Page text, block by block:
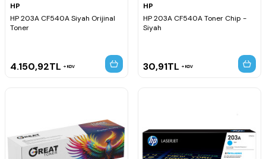
HP
HP 203A CF540A Siyah Orijinal
Toner
4.150,92TL KDV
HP
HP 203A CF540A Toner Chip -
Siyah
30,91TL KDV